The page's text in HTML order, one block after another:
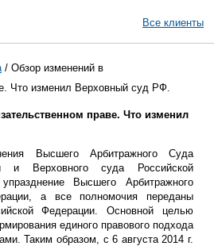
Все клиенты
/ Обзор изменений в
Что изменил Верховный суд РФ.
праве. Что изменил
Высшего Арбитражного Суда
и Верховного суда Российской
Высшего Арбитражного
а все полномочия переданы
Федерации. Основной целью
единого правового подхода
Таким образом, с 6 августа 2014 г.